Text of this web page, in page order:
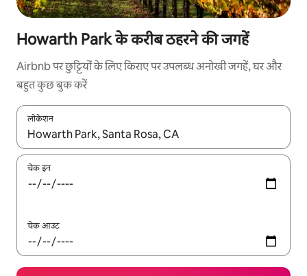
Howarth Park के करीब ठहरने की जगहें
Airbnb पर छुट्टियों के लिए किराए पर उपलब्ध अनोखी जगहें, घर और
बहुत कुछ बुक करें
लोकेशन
नतीजों के उपलब्ध होने पर, अप और डाउन 'ऐरो की' का इस्तेमाल करके नेविगेट
चेक इन
चेक आउट